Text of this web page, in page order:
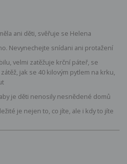
ani děti, svěřuje se Helena
Nevynechejte snídani ani protažení
velmi zatěžuje krční páteř, se
jak se 40 kilovým pytlem na krku,
je děti nenosily nesnědené domů
je nejen to, co jíte, ale i kdy to jíte